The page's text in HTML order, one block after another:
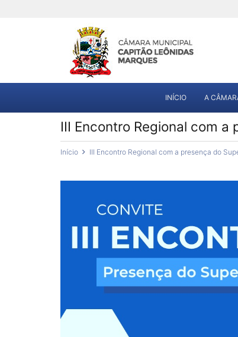
INÍCIO A
III Encontro Regional com a
Início III Encontro Regional com a presença do